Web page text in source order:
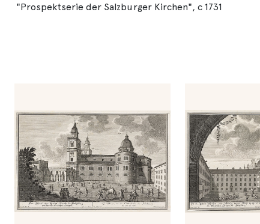
"Prospektserie der Salzburger Kirchen", c 1731